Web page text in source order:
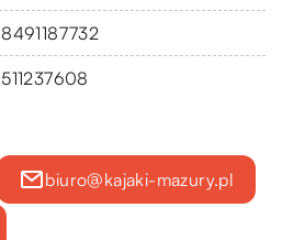
8491187732
511237608
biuro@kajaki-mazury.pl